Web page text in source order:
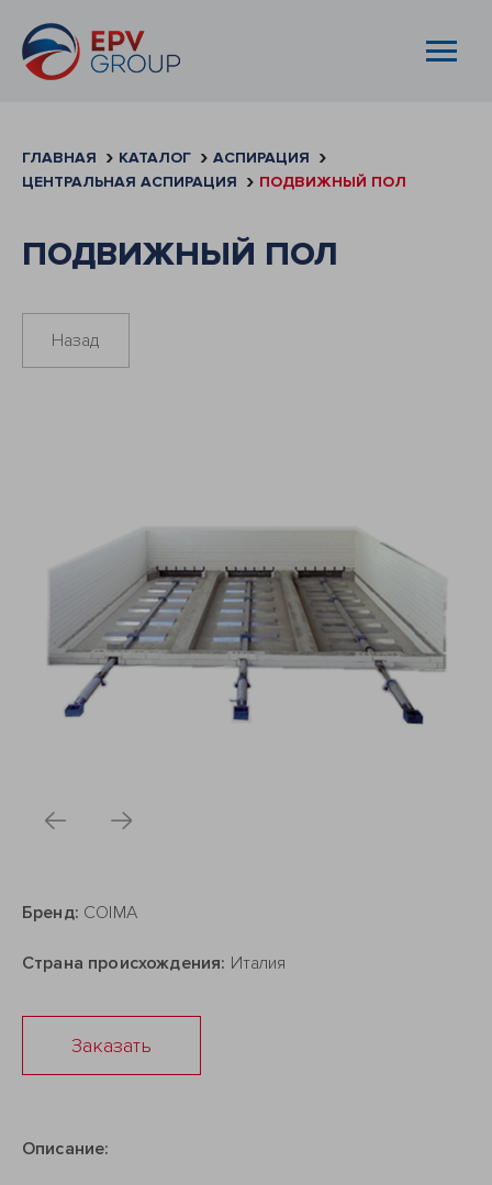
ГЛАВНАЯ КАТАЛОГ
АСПИРАЦИЯ
ЦЕНТРАЛЬНАЯ АСПИРАЦИЯ
ПОДВИЖНЫЙ ПОЛ
ПОДВИЖНЫЙ ПОЛ
Назад
Бренд: COIMA
Страна происхождения: Италия
Заказать
Описание: